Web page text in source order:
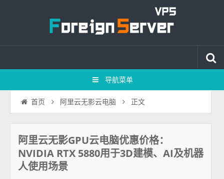
导航菜单
首页 阿里云无影云电脑 正文
阿里云无影GPU云电脑优惠价格：
NVIDIA RTX 5880用于3D建模、AI及机器
人使用场景